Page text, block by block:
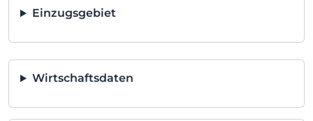
Einzugsgebiet
Wirtschaftsdaten